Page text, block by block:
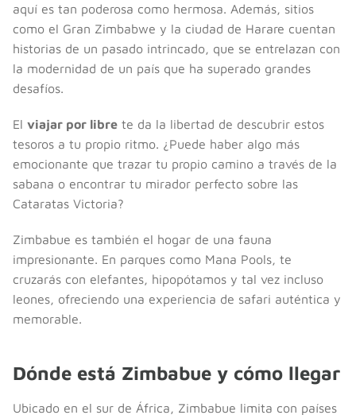
aquí es tan poderosa como hermosa. Además, sitios
como el Gran Zimbabwe y la ciudad de Harare cuentan
historias de un pasado intrincado, que se entrelazan con
la modernidad de un país que ha superado grandes
desafíos.
El viajar por libre te da la libertad de descubrir estos
tesoros a tu propio ritmo. ¿Puede haber algo más
emocionante que trazar tu propio camino a través de la
sabana o encontrar tu mirador perfecto sobre las
Cataratas Victoria?
Zimbabue es también el hogar de una fauna
impresionante. En parques como Mana Pools, te
cruzarás con elefantes, hipopótamos y tal vez incluso
leones, ofreciendo una experiencia de safari auténtica y
memorable.
Dónde está Zimbabue y cómo llegar
Ubicado en el sur de África, Zimbabue limita con países